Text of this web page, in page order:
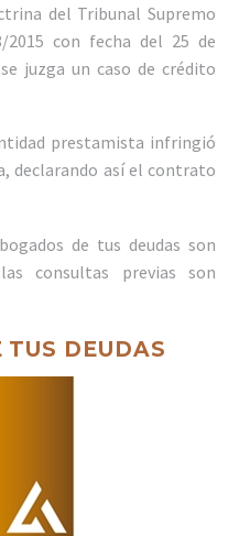
del Tribunal Supremo
2015 con fecha del 25 de
juzga un caso de crédito
prestamista infringió
declarando así el contrato
de tus deudas son
consultas previas son
DEUDAS